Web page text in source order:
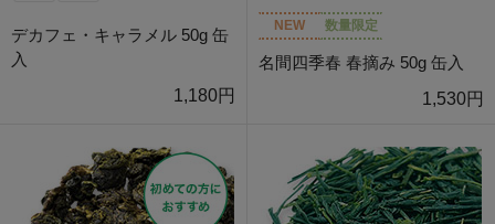
デカフェ・キャラメル 50g 缶
入
1,180円
NEW 数量限定
名間四季春 春摘み 50g 缶入
1,530円